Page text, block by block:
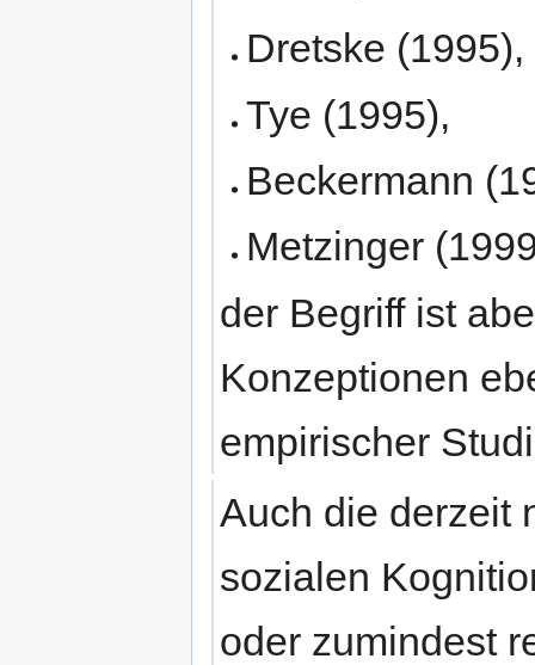
Dretske (1995),
Tye (1995),
Beckermann
Metzinger
der Begriff ist
Konzeptionen
empirischer
Auch die derzeit
sozialen
oder zumindest